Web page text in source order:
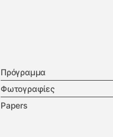
Πρόγραμμα
Φωτογραφίες
Papers